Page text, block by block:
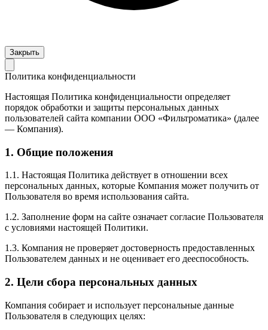
Закрыть
Политика конфиденциальности
Настоящая Политика конфиденциальности определяет
порядок обработки и защиты персональных данных
пользователей сайта компании ООО «Фильтроматика» (далее
— Компания).
1. Общие положения
1.1. Настоящая Политика действует в отношении всех
персональных данных, которые Компания может получить от
Пользователя во время использования сайта.
1.2. Заполнение форм на сайте означает согласие Пользователя
с условиями настоящей Политики.
1.3. Компания не проверяет достоверность предоставленных
Пользователем данных и не оценивает его дееспособность.
2. Цели сбора персональных данных
Компания собирает и использует персональные данные
Пользователя в следующих целях: